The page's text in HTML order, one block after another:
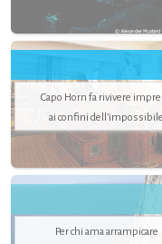
Capo Horn fa rivivere
ai confini dell’impossibile
Per chi ama arrampicare